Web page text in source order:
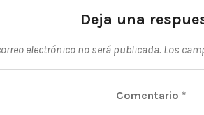
Deja una
electrónico no será publicada. Los
Comentario *